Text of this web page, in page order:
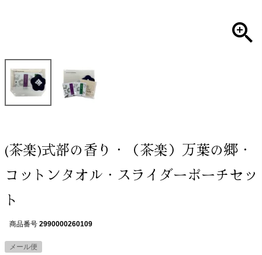
(茶楽)式部の香り・（茶楽）万葉の郷・
コットンタオル・スライダーポーチセッ
ト
商品番号 2990000260109
メール便